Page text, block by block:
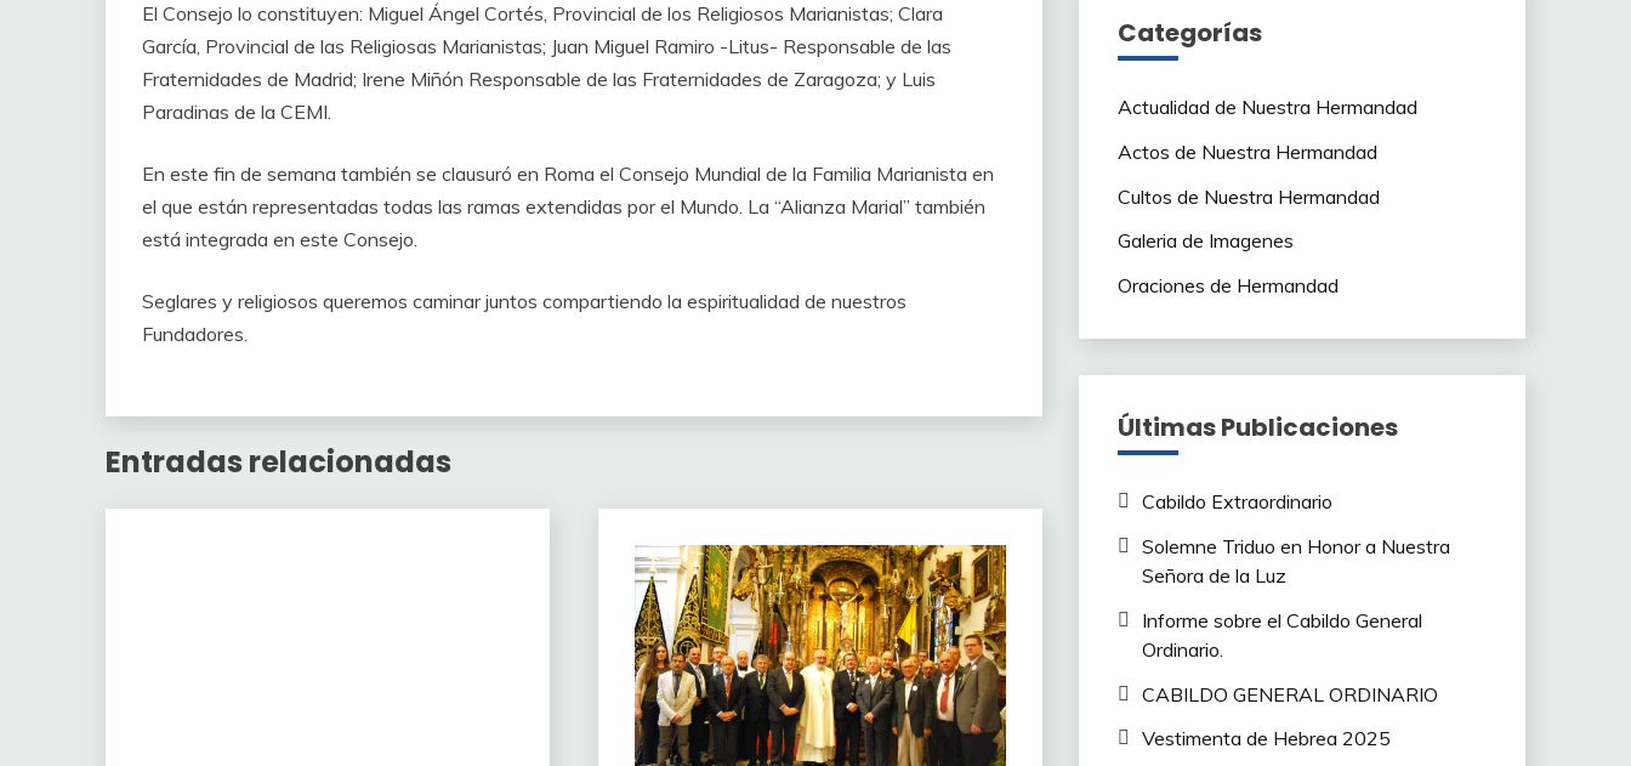
El Consejo lo constituyen: Miguel Ángel Cortés, Provincial de los Religiosos Marianistas; Clara
García, Provincial de las Religiosas Marianistas; Juan Miguel Ramiro -Litus- Responsable de las
Fraternidades de Madrid; Irene Miñón Responsable de las Fraternidades de Zaragoza; y Luis
Paradinas de la CEMI.
En este fin de semana también se clausuró en Roma el Consejo Mundial de la Familia Marianista en
el que están representadas todas las ramas extendidas por el Mundo. La “Alianza Marial” también
está integrada en este Consejo.
Seglares y religiosos queremos caminar juntos compartiendo la espiritualidad de nuestros
Fundadores.
Entradas relacionadas
Categorías
Actualidad de Nuestra Hermandad
Actos de Nuestra Hermandad
Cultos de Nuestra Hermandad
Galeria de Imagenes
Oraciones de Hermandad
Últimas Publicaciones
Cabildo Extraordinario
Solemne Triduo en Honor a Nuestra
Señora de la Luz
Informe sobre el Cabildo General
Ordinario.
CABILDO GENERAL ORDINARIO
Vestimenta de Hebrea 2025